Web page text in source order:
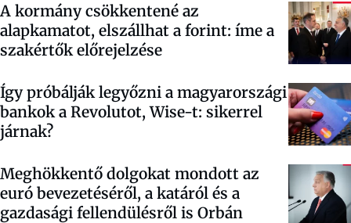
A kormány csökkentené az
alapkamatot, elszállhat a forint: íme a
szakértők előrejelzése
Így próbálják legyőzni a magyarországi
bankok a Revolutot, Wise-t: sikerrel
járnak?
Meghökkentő dolgokat mondott az
euró bevezetéséről, a katáról és a
gazdasági fellendülésről is Orbán